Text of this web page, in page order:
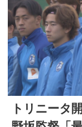
トリニー